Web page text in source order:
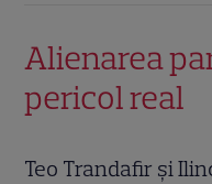
Alienarea
pericol real
Teo Trandafir și